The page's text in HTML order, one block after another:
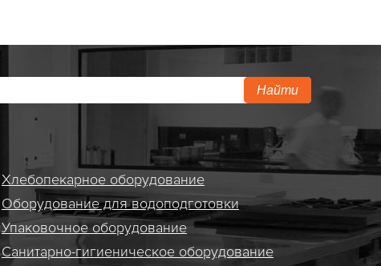
Найти
Хлебопекарное оборудование
Оборудование для водоподготовки
Упаковочное оборудование
Санитарно-гигиеническое оборудование